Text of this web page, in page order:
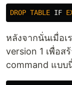
DROP TABLE IF
หลังจากนั่นเมื่อ
version 1 เพื่อส
command แบบ